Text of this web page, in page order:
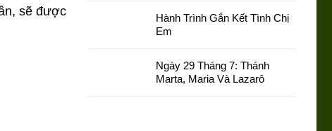
sẽ được
Hành Trình Gắn Kết Tình Chị
Em
Ngày 29 Tháng 7: Thánh
Marta, Maria Và Lazarô